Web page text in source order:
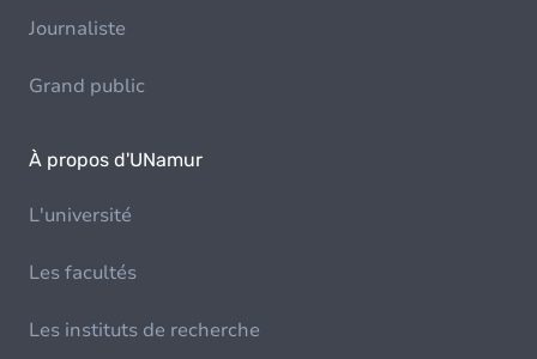
Journaliste
Grand public
À propos d'UNamur
L'université
Les facultés
Les instituts de recherche